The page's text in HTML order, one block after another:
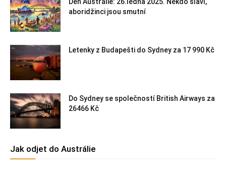
aboridžinci jsou smutní
Letenky z Budapešti do Sydney za 17 990 Kč
Do Sydney se společností British Airways za
26466 Kč
Jak odjet do Austrálie